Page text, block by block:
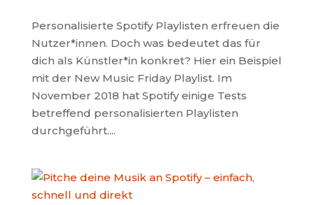
Personalisierte Spotify Playlisten erfreuen die
Nutzer*innen. Doch was bedeutet das für
dich als Künstler*in konkret? Hier ein Beispiel
mit der New Music Friday Playlist. Im
November 2018 hat Spotify einige Tests
betreffend personalisierten Playlisten
durchgeführt....